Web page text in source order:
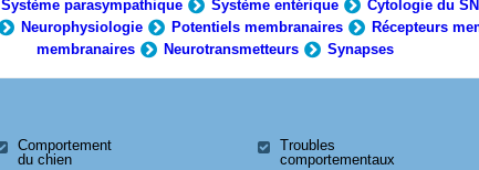
Système parasympathique Système entérique Cytologie du SN
Neurophysiologie Potentiels membranaires Récepteurs
membranaires
Neurotransmetteurs Synapses
Comportement
du chien
Troubles
comportementaux